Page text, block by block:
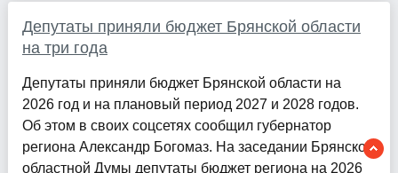
Депутаты приняли бюджет Брянской области
на три года
Депутаты приняли бюджет Брянской области на
2026 год и на плановый период 2027 и 2028 годов.
Об этом в своих соцсетях сообщил губернатор
региона Александр Богомаз. На заседании Брянской
областной Думы депутаты бюджет региона на 2026